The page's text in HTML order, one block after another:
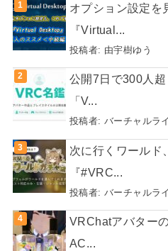
オプション設定を
『Virtual...
投稿者: 由宇樹ゆう
公開7日で300人
「V...
投稿者: バーチャルラ
次に行くワールド
『#VRC...
投稿者: バーチャルラ
VRChatアバター
AC...